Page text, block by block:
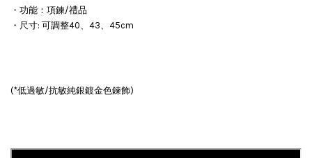
・功能：項鍊/禮品
・尺寸: 可調整40、43、45cm
(*低過敏/抗敏純銀鍍金色鍊飾)